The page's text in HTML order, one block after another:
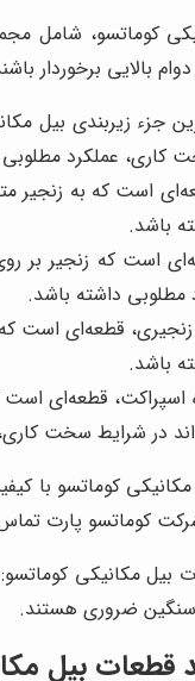
کوماتسو، شامل
بالایی برخوردار
جزء زیربندی بیل
کاری، عملکرد
است که به زنجیر
باشد.
است که زنجیر بر
داشته باشد.
قطعه‌ای است که
باشد.
اسپراکت، قطعه‌ای
در شرایط سخت
کوماتسو با
کوماتسو پارت
بیل مکانیکی
ضروری هستند.
قطعات بیل